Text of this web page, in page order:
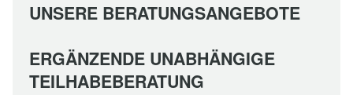
UNSERE BERATUNGSANGEBOTE
ERGÄNZENDE UNABHÄNGIGE
TEILHABEBERATUNG